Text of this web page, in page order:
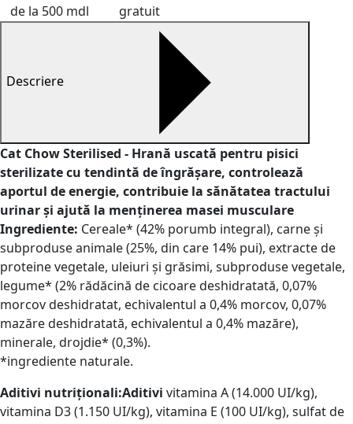
de la 500 mdl
gratuit
Descriere
Cat Chow Sterilised - Hrană uscată pentru pisici
sterilizate cu tendintă de îngrășare, controlează
aportul de energie, contribuie la sănătatea tractului
urinar și ajută la menținerea masei musculare
Ingrediente: Cereale* (42% porumb integral), carne și
subproduse animale (25%, din care 14% pui), extracte de
proteine vegetale, uleiuri și grăsimi, subproduse vegetale,
legume* (2% rădăcină de cicoare deshidratată, 0,07%
morcov deshidratat, echivalentul a 0,4% morcov, 0,07%
mazăre deshidratată, echivalentul a 0,4% mazăre),
minerale, drojdie* (0,3%).
*ingrediente naturale.
Aditivi nutriționali:Aditivi vitamina A (14.000 UI/kg),
vitamina D3 (1.150 UI/kg), vitamina E (100 UI/kg), sulfat de